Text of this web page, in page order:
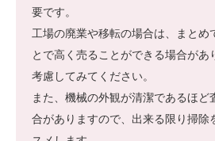
要です。
工場の廃業や移転の場合は、まとめ
とで高く売ることができる場合があ
考慮してみてください。
また、機械の外観が清潔であるほど
合がありますので、出来る限り掃除